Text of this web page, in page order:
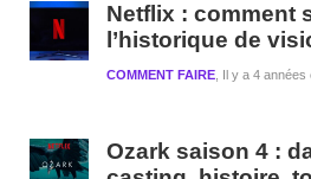
Netflix : comment
l’historique de
Il y a 4
COMMENT FAIRE
Ozark saison 4 :